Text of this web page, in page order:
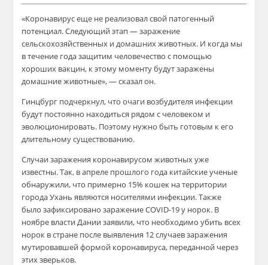
«Коронавирус еще не реализовал свой патогенный
потенциал. Следующий этап — заражение
сельскохозяйственных и домашних животных. И когда мы
в течение года защитим человечество с помощью
хороших вакцин, к этому моменту будут заражены
домашние животные», — сказал он.
Гинцбург подчеркнул, что очаги возбудителя инфекции
будут постоянно находиться рядом с человеком и
эволюционировать. Поэтому нужно быть готовым к его
длительному существованию.
Случаи заражения коронавирусом животных уже
известны. Так, в апреле прошлого года китайские ученые
обнаружили, что примерно 15% кошек на территории
города Ухань являются носителями инфекции. Также
было зафиксировано заражение COVID-19 у норок. В
ноябре власти Дании заявили, что необходимо убить всех
норок в стране после выявления 12 случаев заражения
мутировавшей формой коронавируса, переданной через
этих зверьков.